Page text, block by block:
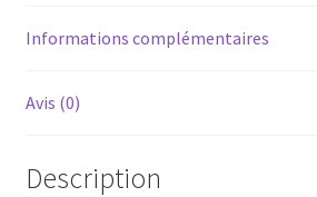
Informations complémentaires
Avis (0)
Description